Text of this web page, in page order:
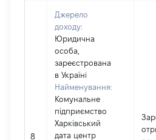
8
Джерело
доходу:
Юридична
особа,
зареєстрована
в Україні
Найменування:
Комунальне
підприємство
Харківський
дата центр